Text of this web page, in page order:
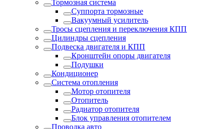
Тормозная система
Суппорта тормозные
Вакуумный усилитель
Тросы сцепления и переключения КПП
Цилиндры сцепления
Подвеска двигателя и КПП
Кронштейн опоры двигателя
Подушки
Кондиционер
Система отопления
Мотор отопителя
Отопитель
Радиатор отопителя
Блок управления отопителем
Проводка авто